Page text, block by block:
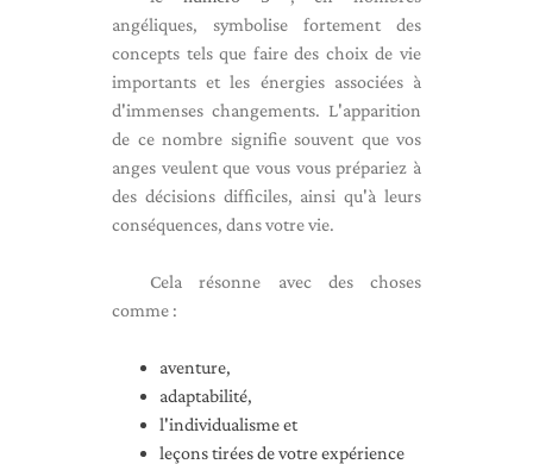
angéliques, symbolise fortement des
concepts tels que faire des choix de vie
importants et les énergies associées à
d'immenses changements. L'apparition
de ce nombre signifie souvent que vos
anges veulent que vous vous prépariez à
des décisions difficiles, ainsi qu'à leurs
conséquences, dans votre vie.
Cela résonne avec des choses
comme :
aventure,
adaptabilité,
l'individualisme et
leçons tirées de votre expérience